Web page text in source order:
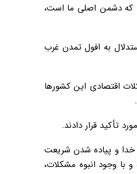
که دشمن اصلی ما است،
به افول تمدن غرب
اقتصادی این کشورها
تأکید قرار دادند.
خدا و پیاده شدن شریعت
با وجود انبوه مشکلات،